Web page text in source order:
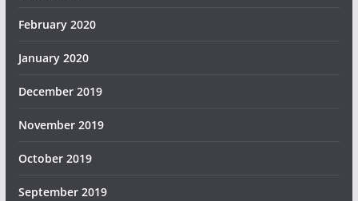
February 2020
January 2020
December 2019
November 2019
October 2019
September 2019